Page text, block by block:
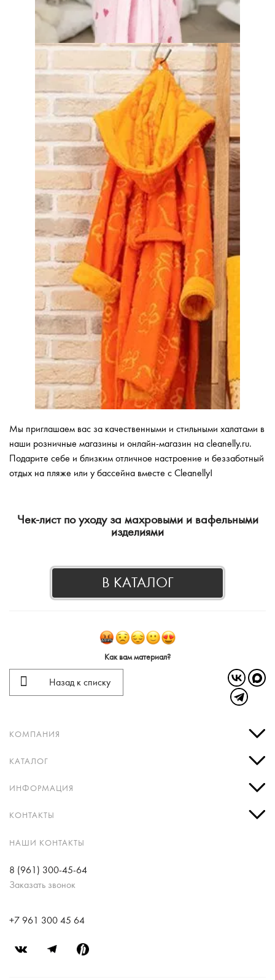
Мы приглашаем вас за качественными и стильными халатами в
наши розничные магазины и онлайн-магазин на cleanelly.ru.
Подарите себе и близким отличное настроение и беззаботный
отдых на пляже или у бассейна вместе с Cleanelly!
Чек-лист по уходу за махровыми и вафельными
изделиями
В КАТАЛОГ
Как вам материал?
Назад к списку
КОМПАНИЯ
КАТАЛОГ
ИНФОРМАЦИЯ
КОНТАКТЫ
НАШИ КОНТАКТЫ
8 (961) 300-45-64
Заказать звонок
+7 961 300 45 64